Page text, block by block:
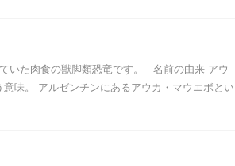
いた肉食の獣脚類恐竜です。 名前の由来 アウ
味。 アルゼンチンにあるアウカ・マウエボとい